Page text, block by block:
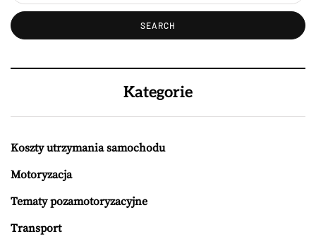
Kategorie
Koszty utrzymania samochodu
Motoryzacja
Tematy pozamotoryzacyjne
Transport